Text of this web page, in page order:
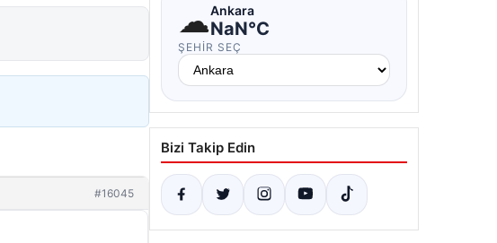
#16045
☁Ankara
NaN°C
ŞEHIR SEÇ
Bizi Takip Edin